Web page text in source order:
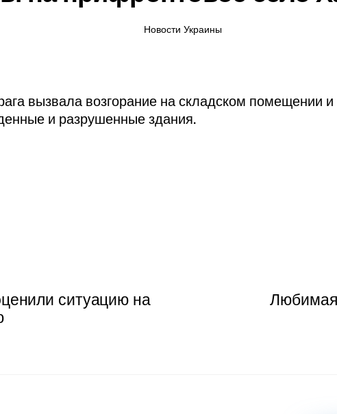
Новости Украины
вызвала возгорание на складском помещении
и разрушенные здания.
ситуацию на
Любимая